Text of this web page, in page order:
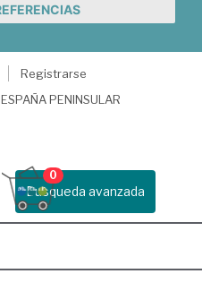
Registrarse
ESPAÑA PENINSULAR
Busqueda avanzada
0